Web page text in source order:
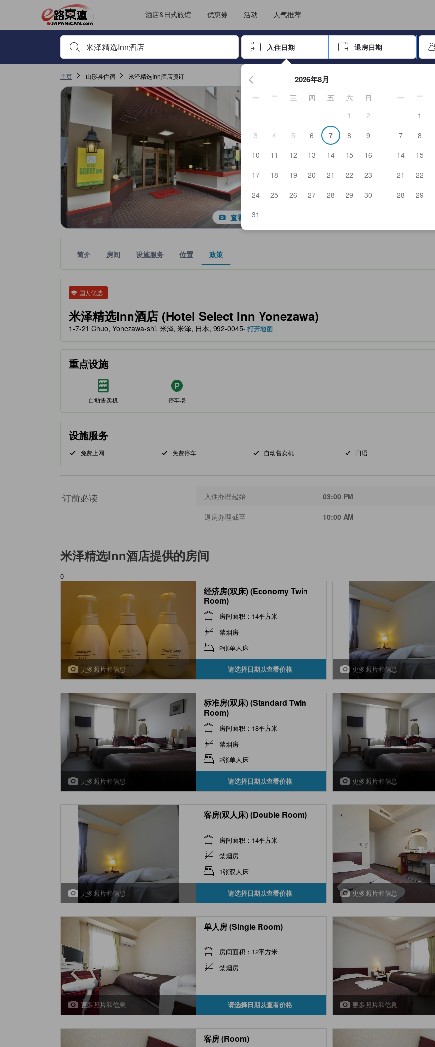
酒店&日式旅馆 优惠券 活动 人气推荐
输入住宿名或关键词以搜索，使用箭头或 tab 键以移动，点击 Enter 键以选择
入住日期 退房日期
按 Enter 键开始浏览日期选择器。使用箭头键浏览入住和退房
2026年8月
一 二 三 四 五 六
日
1
2
3
4 5 6 7 8
9
10
11 12 13 14 15
16
17
18 19 20 21 22
23
24
25 26 27 28 29
30
31
一 二
1
7
8
14
15
21
22
28
29
主页 山形县住宿 米泽精选Inn酒店预订
查看全部图片
简介 房间 设施服务 位置 政策
国人优选
tooltip
米泽精选Inn酒店 (Hotel Select Inn Yonezawa)
tooltip
金色星星表示的等级信息由合作第三方平台提供，仅作为住宿舒适度、设施服务等方面的水平参考。
1-7-21 Chuo, Yonezawa-shi, 米泽, 米泽, 日本, 992-0045- 打开地图
重点设施
自动售卖机 停车场
设施服务
免费上网 免费停车 自动售卖机 日语
订前必读 入住办理起始 03:00 PM
退房办理截至 10:00 AM
米泽精选Inn酒店提供的房间
0
更多照片和信息
经济房(双床) (Economy Twin
Room)
房间面积：14平方米
禁烟房
2张单人床
请选择日期以查看价格 更多照片和信息
更多照片和信息
标准房(双床) (Standard Twin
Room)
房间面积：18平方米
禁烟房
2张单人床
请选择日期以查看价格 更多照片和信息
更多照片和信息
客房(双人床) (Double Room)
房间面积：14平方米
禁烟房
1张双人床
请选择日期以查看价格 更多照片和信息
更多照片和信息
单人房 (Single Room)
房间面积：12平方米
禁烟房
请选择日期以查看价格 更多照片和信息
客房 (Room)